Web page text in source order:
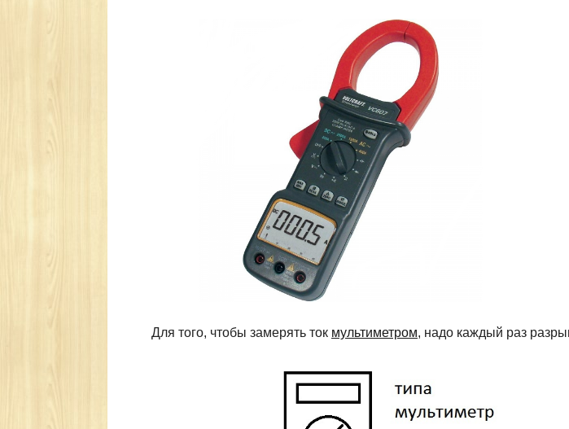
Для того, чтобы замерять ток мультиметром, надо каждый раз